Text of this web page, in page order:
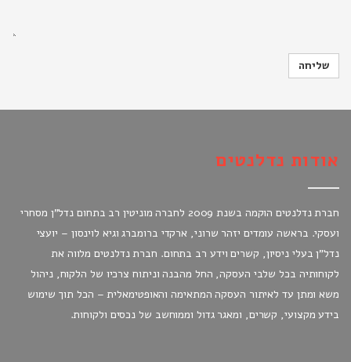
אודות נדלנטים
חברת נדלנטים הוקמה בשנת 2009 לחברה מוניטין רב בתחום נדל"ן מסחרי
ועסקי. בראשה עומדים יזהר שרוני, ארקדי ברומברג וגיא לוינסון – יועצי
נדל"ן בעלי ניסיון, קשרים וידע רב בתחום. חברת נדלנטים מלווה את
לקוחותיה בכל שלבי העסקה, החל מהבנה וניתוח צרכיו של הלקוח, ניהול
משא ומתן עד לאיתור העסקה המתאימה והאופטימאלית – הכל תוך שימוש
בידע מקצועי, קשרים, ומאגר גדול וממוחשב של נכסים ולקוחות.